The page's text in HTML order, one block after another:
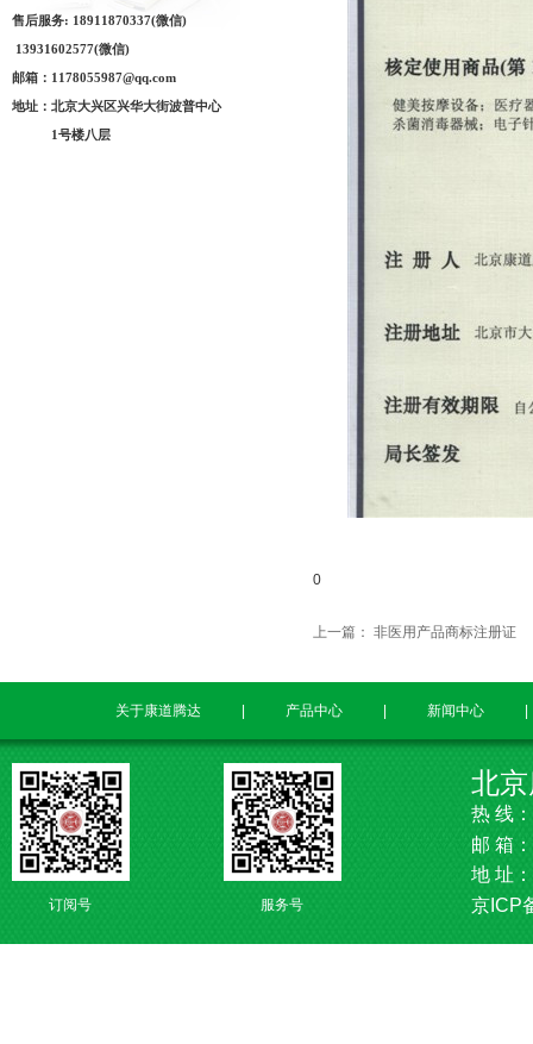
售后服务: 18911870337(微信)
13931602577(微信)
邮箱： 1178055987@qq.com
地址：北京大兴区兴华大街波普中心
1 号楼八层
0
上一篇： 非医用产品商标注册证
关于康道腾达 产品中心 新闻中心
订阅号 服务号
北
热 线：
邮 箱：
地 址
京 ICP